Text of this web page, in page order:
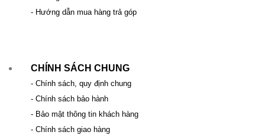
- Hướng dẫn mua hàng trả góp
CHÍNH SÁCH CHUNG
- Chính sách, quy định chung
- Chính sách bảo hành
- Bảo mật thông tin khách hàng
- Chính sách giao hàng